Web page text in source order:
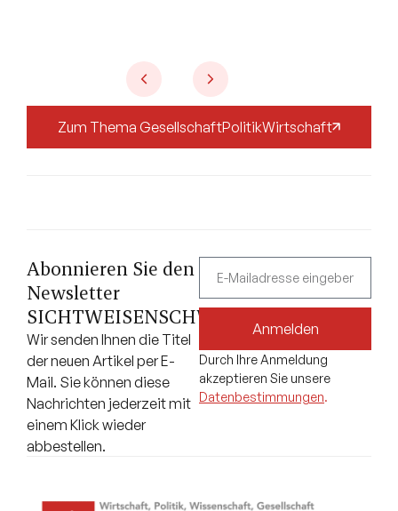
Zum Thema GesellschaftPolitikWirtschaft
Abonnieren Sie den
Newsletter
SICHTWEISENSCHWEIZ.CH.
Wir senden Ihnen die Titel
der neuen Artikel per E-
Mail. Sie können diese
Nachrichten jederzeit mit
einem Klick wieder
abbestellen.
Anmelden
Durch Ihre Anmeldung
akzeptieren Sie unsere
Datenbestimmungen.